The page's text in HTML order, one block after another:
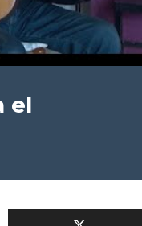
el